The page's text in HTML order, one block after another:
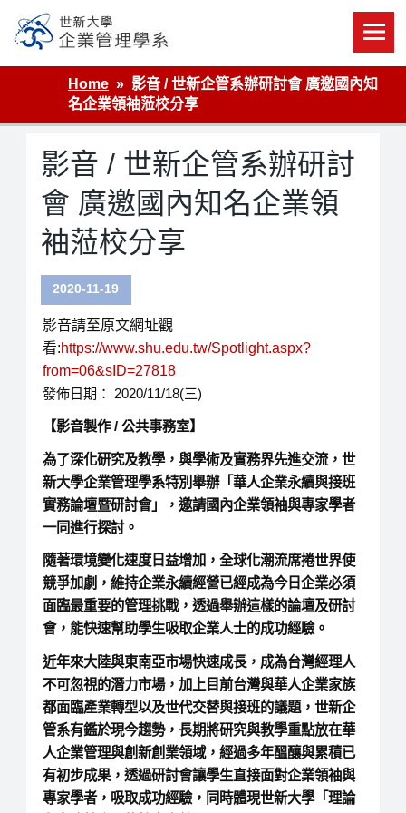
content
世新大學企業管理學系
Home
影音 / 世新企管系辦研討會 廣邀國內知
名企業領袖蒞校分享
影音 / 世新企管系辦研討
會 廣邀國內知名企業領
袖蒞校分享
2020-11-19
影音請至原文網址觀
看:https://www.shu.edu.tw/Spotlight.aspx?
from=06&sID=27818
發佈日期： 2020/11/18(三)
【影音製作 / 公共事務室】
為了深化研究及教學，與學術及實務界先進交流，世
新大學企業管理學系特別舉辦「華人企業永續與接班
實務論壇暨研討會」，邀請國內企業領袖與專家學者
一同進行探討。
隨著環境變化速度日益增加，全球化潮流席捲世界使
競爭加劇，維持企業永續經營已經成為今日企業必須
面臨最重要的管理挑戰，透過舉辦這樣的論壇及研討
會，能快速幫助學生吸取企業人士的成功經驗。
近年來大陸與東南亞市場快速成長，成為台灣經理人
不可忽視的潛力市場，加上目前台灣與華人企業家族
都面臨產業轉型以及世代交替與接班的議題，世新企
管系有鑑於現今趨勢，長期將研究與教學重點放在華
人企業管理與創新創業領域，經過多年醞釀與累積已
有初步成果，透過研討會讓學生直接面對企業領袖與
專家學者，吸取成功經驗，同時體現世新大學「理論